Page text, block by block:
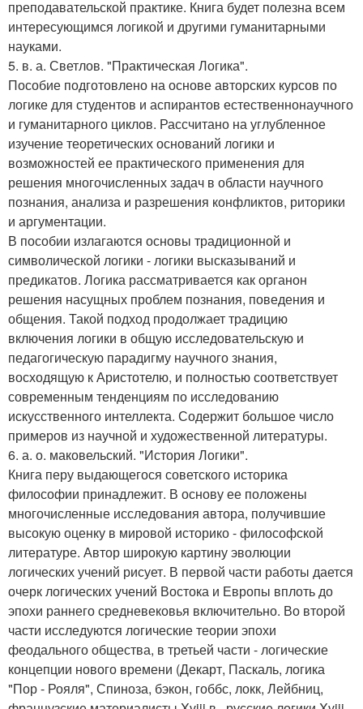
преподавательской практике. Книга будет полезна всем
интересующимся логикой и другими гуманитарными
науками.
5. в. а. Светлов. "Практическая Логика".
Пособие подготовлено на основе авторских курсов по
логике для студентов и аспирантов естественнонаучного
и гуманитарного циклов. Рассчитано на углубленное
изучение теоретических оснований логики и
возможностей ее практического применения для
решения многочисленных задач в области научного
познания, анализа и разрешения конфликтов, риторики
и аргументации.
В пособии излагаются основы традиционной и
символической логики - логики высказываний и
предикатов. Логика рассматривается как органон
решения насущных проблем познания, поведения и
общения. Такой подход продолжает традицию
включения логики в общую исследовательскую и
педагогическую парадигму научного знания,
восходящую к Аристотелю, и полностью соответствует
современным тенденциям по исследованию
искусственного интеллекта. Содержит большое число
примеров из научной и художественной литературы.
6. а. о. маковельский. "История Логики".
Книга перу выдающегося советского историка
философии принадлежит. В основу ее положены
многочисленные исследования автора, получившие
высокую оценку в мировой историко - философской
литературе. Автор широкую картину эволюции
логических учений рисует. В первой части работы дается
очерк логических учений Востока и Европы вплоть до
эпохи раннего средневековья включительно. Во второй
части исследуются логические теории эпохи
феодального общества, в третьей части - логические
концепции нового времени (Декарт, Паскаль, логика
"Пор - Рояля", Спиноза, бэкон, гоббс, локк, Лейбниц,